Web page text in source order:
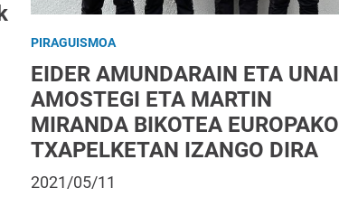
PIRAGUISMOA
EIDER AMUNDARAIN ETA UNAI
AMOSTEGI ETA MARTIN
MIRANDA BIKOTEA EUROPAKO
TXAPELKETAN IZANGO DIRA
2021/05/11